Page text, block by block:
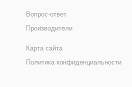
Вопрос-ответ
Производители
Карта сайта
Политика конфиденциальности